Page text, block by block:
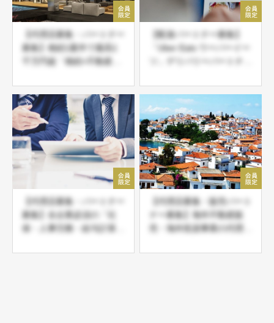
【代理店募集・パートナー
募集】相続1案件で最高1
千万円超「相続×不動産相
規事業 エリア先着限定
【配達パートナー募集】
「Uber Eats ウーバーイー
【代理店募集・パートナー
募集】全企業必須の「社
保・人事労務・給与計算総
圏シェア拡大中！
【代理店募集・販売パート
ナー募集】海外不動産販
売・海外投資事業の代理店